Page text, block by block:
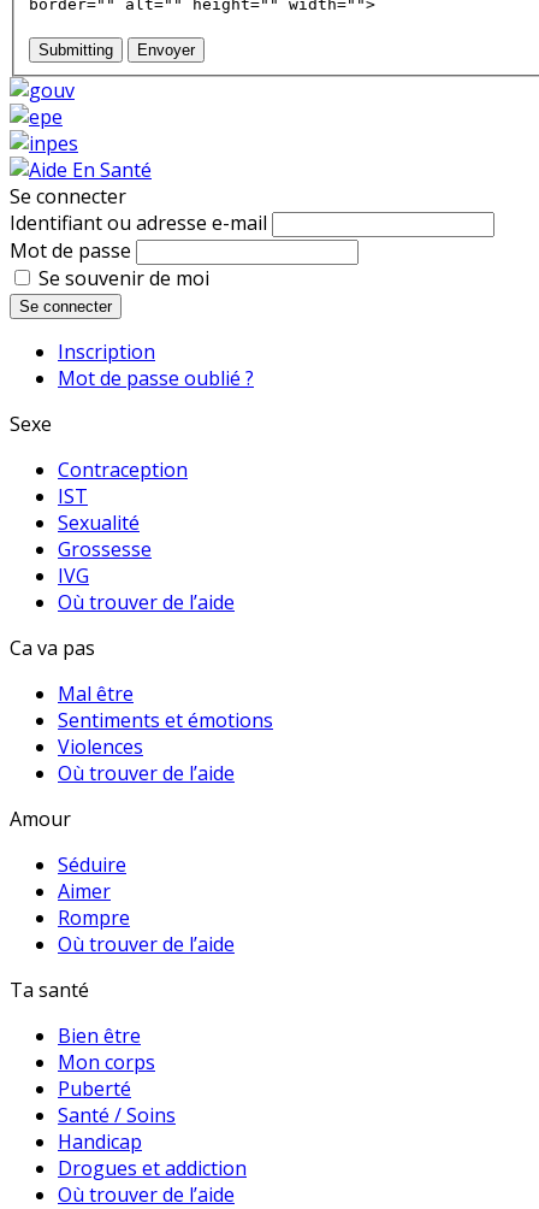
border="" alt="" height="" width="">
Submitting Envoyer
Se connecter
Identifiant ou adresse e-mail
Mot de passe
Se souvenir de moi
Se connecter
Inscription
Mot de passe oublié ?
Sexe
Contraception
IST
Sexualité
Grossesse
IVG
Où trouver de l’aide
Ca va pas
Mal être
Sentiments et émotions
Violences
Où trouver de l’aide
Amour
Séduire
Aimer
Rompre
Où trouver de l’aide
Ta santé
Bien être
Mon corps
Puberté
Santé / Soins
Handicap
Drogues et addiction
Où trouver de l’aide